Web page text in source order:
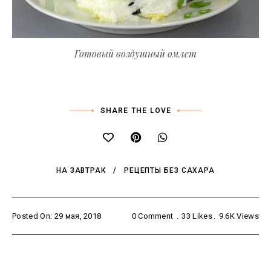
Готовый воздушный омлет
SHARE THE LOVE
НА ЗАВТРАК РЕЦЕПТЫ БЕЗ САХАРА
Posted On: 29 мая, 2018 0 Comment 33 Likes 9.6K Views